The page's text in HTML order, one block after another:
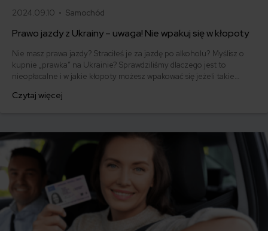
2024.09.10 • Samochód
Prawo jazdy z Ukrainy – uwaga! Nie wpakuj się w kłopoty
Nie masz prawa jazdy? Straciłeś je za jazdę po alkoholu? Myślisz o
kupnie „prawka” na Ukrainie? Sprawdziliśmy dlaczego jest to
nieopłacalne i w jakie kłopoty możesz wpakować się jeżeli takie
Czytaj więcej